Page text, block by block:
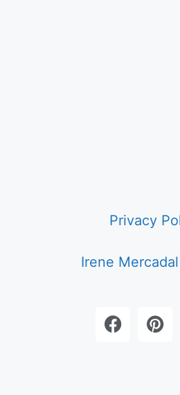
Privacy
Irene